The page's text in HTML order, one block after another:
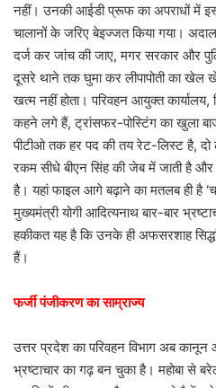
नहीं। उनकी आईडी प्रूफ का अपराधों में
चालानों के जरिए बेइज्जत किया गया।
दर्ज कर जांच की जाए, मगर सरकार और
दूसरे थाने तक घुमा कर लीपापोती का खेल
खत्म नहीं होता। परिवहन आयुक्त कार्यालय,
कहने लगे हैं, ट्रांसफर-पोस्टिंग का खुला
पीटीओ तक हर पद की तय रेट-लिस्ट है,
रकम सीधे बीएन सिंह की जेब में जाती है और
है। यहां फाइल आगे बढ़ाने का मतलब ही है
मुख्यमंत्री योगी आदित्यनाथ बार-बार
हकीकत यह है कि उनके ही अफसरशाह
हैं।
फर्जी पंजीकरण का साम्राज्य
उत्तर प्रदेश का परिवहन विभाग अब कानून
भ्रष्टाचार का गढ़ बन चुका है। महोबा से